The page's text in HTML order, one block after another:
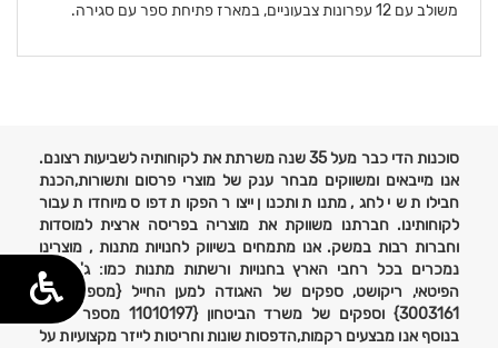
משולב עם 12 עפרונות צבעוניים, במארז פתיחת ספר עם סגירה.
סוכנות הדי כבר מעל 35 שנה משרתת את לקוחותיה לשביעות רצונם.
אנו מייבאים ומשווקים מבחר ענק של מוצרי פרסום ותשורות,הכנת
חבילות שי לחג, מתנות ותכנון ייצור הפקות דפוס מיוחדות עבור
לקוחותינו. חברתנו משווקת את מוצריה בפריסה ארצית למוסדות
וחברות רבות במשק. אנו מתמחים בשיווק לחנויות מתנות , מוצרינו
נמכרים בכל רחבי הארץ בחנויות ורשתות מתנות כמו: ג'נטלמן,
הפיטאי, ריקושט, ספקים של האגודה למען החייל {מספר ספק
3003161} וספקים של משרד הביטחון {11010197 מספר ספק}
בנוסף אנו מבצעים רקמות,הדפסות שונות וחריטות לייזר מקצועיות על